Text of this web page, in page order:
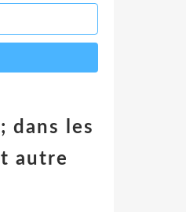
dans les
autre